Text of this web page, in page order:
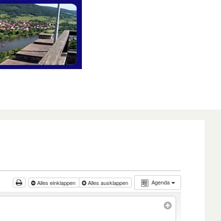
Agenda
Alles einklappen Alles ausklappen